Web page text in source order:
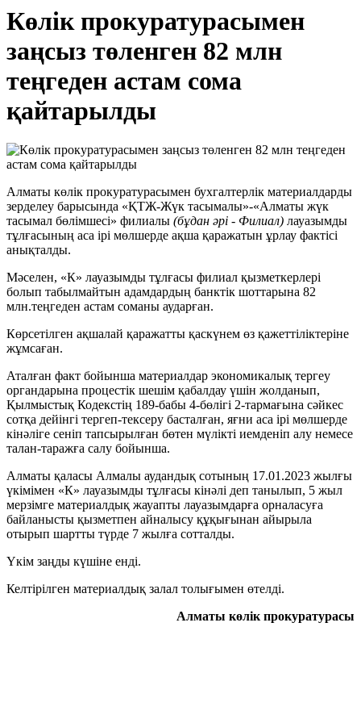
Көлік прокуратурасымен
заңсыз төленген 82 млн
теңгеден астам сома
қайтарылды
Алматы көлік прокуратурасымен бухгалтерлік материалдарды
зерделеу барысында «ҚТЖ-Жүк тасымалы»-«Алматы жүк
тасымал бөлімшесі» филиалы (бұдан әрі - Филиал) лауазымды
тұлғасының аса ірі мөлшерде ақша қаражатын ұрлау фактісі
анықталды.
Мәселен, «К» лауазымды тұлғасы филиал қызметкерлері
болып табылмайтын адамдардың банктік шоттарына 82
млн.теңгеден астам соманы аударған.
Көрсетілген ақшалай қаражатты қаскүнем өз қажеттіліктеріне
жұмсаған.
Аталған факт бойынша материалдар экономикалық тергеу
органдарына процестік шешім қабалдау үшін жолданып,
Қылмыстық Кодекстің 189-бабы 4-бөлігі 2-тармағына сәйкес
сотқа дейінгі тергеп-тексеру басталған, яғни аса iрi мөлшерде
кiнәлiге сенiп тапсырылған бөтен мүлiктi иемденiп алу немесе
талан-таражға салу бойынша.
Алматы қаласы Алмалы аудандық сотының 17.01.2023 жылғы
үкімімен «К» лауазымды тұлғасы кінәлі деп танылып, 5 жыл
мерзімге материалдық жауапты лауазымдарға орналасуға
байланысты қызметпен айналысу құқығынан айырыла
отырып шартты түрде 7 жылға сотталды.
Үкім заңды күшіне енді.
Келтірілген материалдық залал толығымен өтелді.
Алматы көлік прокуратурасы